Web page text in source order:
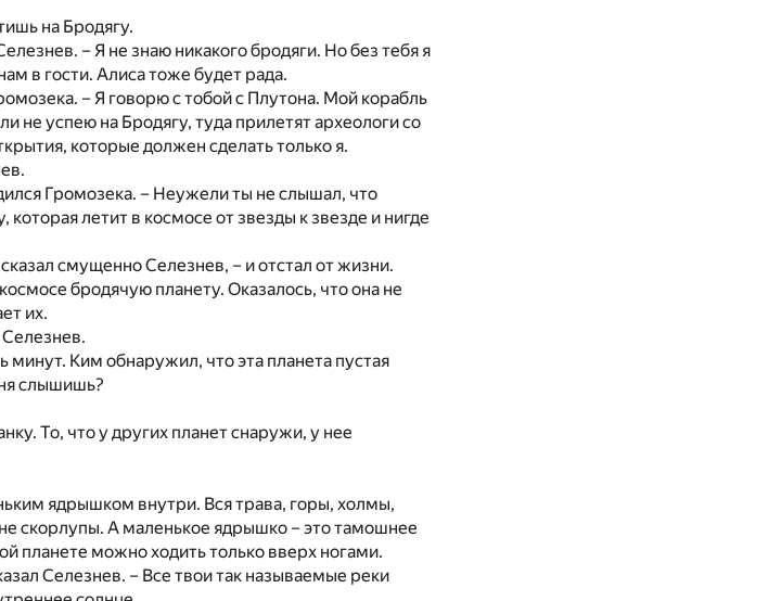
на Бродягу.
– Я не знаю никакого бродяги. Но без тебя я
в гости. Алиса тоже будет рада.
– Я говорю с тобой с Плутона. Мой корабль
не успею на Бродягу, туда прилетят археологи со
которые должен сделать только я.
Громозека. – Неужели ты не слышал, что
летит в космосе от звезды к звезде и нигде
смущенно Селезнев, – и отстал от жизни.
бродячую планету. Оказалось, что она не
их.
минут. Ким обнаружил, что эта планета пустая
слышишь?
То, что у других планет снаружи, у нее
ядрышком внутри. Вся трава, горы, холмы,
скорлупы. А маленькое ядрышко – это тамошнее
планете можно ходить только вверх ногами.
Селезнев. – Все твои так называемые реки